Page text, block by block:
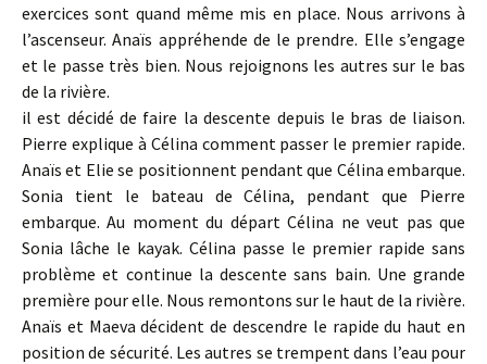
exercices sont quand même mis en place. Nous arrivons à
l’ascenseur. Anaïs appréhende de le prendre. Elle s’engage
et le passe très bien. Nous rejoignons les autres sur le bas
de la rivière.
il est décidé de faire la descente depuis le bras de liaison.
Pierre explique à Célina comment passer le premier rapide.
Anaïs et Elie se positionnent pendant que Célina embarque.
Sonia tient le bateau de Célina, pendant que Pierre
embarque. Au moment du départ Célina ne veut pas que
Sonia lâche le kayak. Célina passe le premier rapide sans
problème et continue la descente sans bain. Une grande
première pour elle. Nous remontons sur le haut de la rivière.
Anaïs et Maeva décident de descendre le rapide du haut en
position de sécurité. Les autres se trempent dans l’eau pour